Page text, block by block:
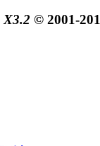
X3.2 © 2001-